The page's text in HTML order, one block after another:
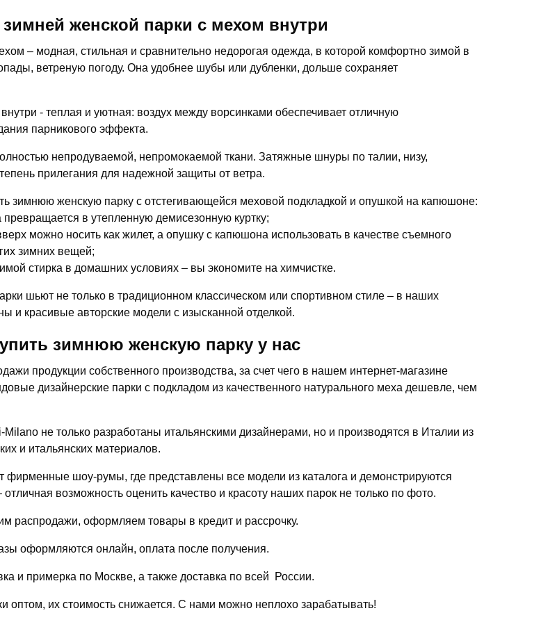
женской парки с мехом внутри
– модная, стильная и сравнительно недорогая одежда, в которой комфортно зимой в
ветреную погоду. Она удобнее шубы или дубленки, дольше сохраняет
- теплая и уютная: воздух между ворсинками обеспечивает отличную
парникового эффекта.
непродуваемой, непромокаемой ткани. Затяжные шнуры по талии, низу,
прилегания для надежной защиты от ветра.
зимнюю женскую парку с отстегивающейся меховой подкладкой и опушкой на капюшоне:
превращается в утепленную демисезонную куртку;
можно носить как жилет, а опушку с капюшона использовать в качестве съемного
зимних вещей;
стирка в домашних условиях – вы экономите на химчистке.
шьют не только в традиционном классическом или спортивном стиле – в наших
и красивые авторские модели с изысканной отделкой.
зимнюю женскую парку у нас
продукции собственного производства, за счет чего в нашем интернет-магазине
дизайнерские парки с подкладом из качественного натурального меха дешевле, чем
Milano не только разработаны итальянскими дизайнерами, но и производятся в Италии из
и итальянских материалов.
фирменные шоу-румы, где представлены все модели из каталога и демонстрируются
возможность оценить качество и красоту наших парок не только по фото.
распродажи, оформляем товары в кредит и рассрочку.
оформляются онлайн, оплата после получения.
и примерка по Москве, а также доставка по всей России.
оптом, их стоимость снижается. С нами можно неплохо зарабатывать!